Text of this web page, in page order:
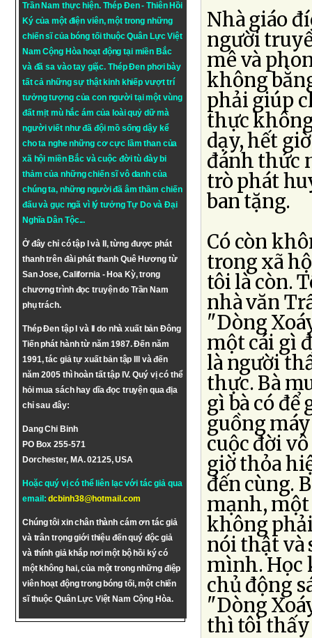
Trần Nam thực hiện. Thép Đen- Thiên Hồi
Ký của một điện viên, một trong những
chiến sĩ của bóng tối thuộc Quân Lực Việt
Nam Cộng Hòa hoạt động tại miền Bắc
và đã sa vào tay giặc. Thép Đen phơi bày
tất cả những sự thật kinh khiếp vượt trí
tưởng tượng của con người tại một vùng
đất mịt mù hắc ám của loài quỷ dữ mà
người viết như đã đội mồ sống dậy kể
cho ta nghe những cơ cực lầm than của
xã hội miền Bắc và cuộc đời tù đày bi
thảm của những chiến sĩ vô danh của
chúng ta, những người đã âm thầm chiến
đấu và gục ngã vì lý tưởngTự DovàĐại
Nghĩa Dân Tộc...
Ở đây chỉ có tập I và II, từng được phát
thanh trên đài phát thanh Quê Hương từ
San Jose, California - Hoa Kỳ, trong
chương trình đọc truyện do Trần Nam
phụ trách.
Thép Đen tập I và II do nhà xuất bản Đông
Tiến phát hành từ năm 1987. Đến năm
1991, tác giả tự xuất bản tập III và đến
năm 2005 thì hoàn tất tập IV. Quý vị có thể
hỏi mua sách hay dĩa đọc truyện qua địa
chỉ sau đây:
Dang Chi Binh
PO Box 255-571
Dorchester, MA. 02125, USA
Hoặc quý vị có thể liên lạc với tác giả qua
email:dcbinh38@hotmail.com
Chúng tôi xin chân thành cám ơn tác giả
và trân trọng giới thiệu đến quý độc giả
và thính giả khắp nơi một bộ hồi ký có
một không hai, của một trong những điệp
viên hoạt động trong bóng tối, một chiến
sĩ thuộc Quân Lực Việt Nam Cộng Hòa.
Nhà giáo
người
mê và
không
phải giúp
thực
dạy, hết
đánh thức
trò phát
ban tặng.
Có còn
trong xã
tôi là còn.
nhà văn
"Dòng
một cái gì
là người
thực. Bà
gì bà có
guồng
cuộc đời
giờ thỏa
đến cùng.
mạnh, một
không
nói thật và
mình. Học
chủ động
"Dòng
thì tôi thấy